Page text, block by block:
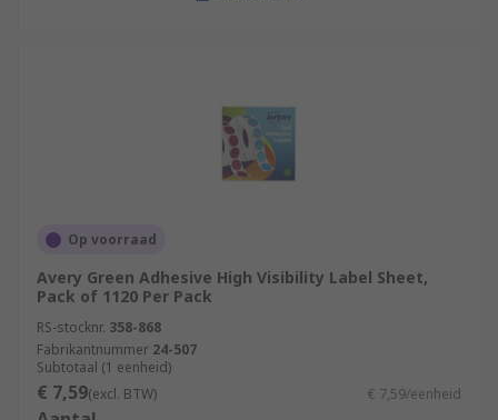
Op voorraad
Avery Green Adhesive High Visibility Label Sheet,
Pack of 1120 Per Pack
RS-stocknr. 358-868
Fabrikantnummer 24-507
Subtotaal (1 eenheid)
€ 7,59(excl. BTW) € 7,59/eenheid